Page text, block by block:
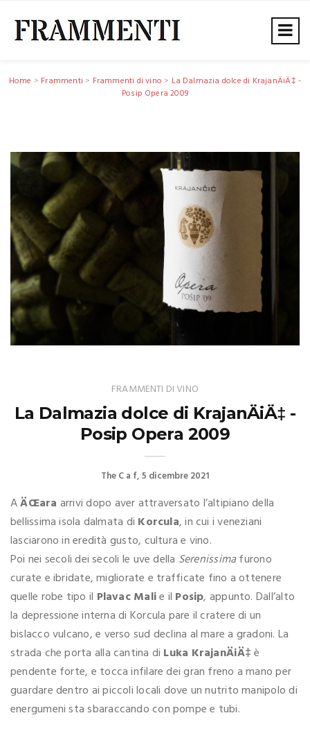
Home > Frammenti > Frammenti di vino > La Dalmazia dolce di KrajanÄiÄ‡ -
Posip Opera 2009
FRAMMENTI DI VINO
La Dalmazia dolce di KrajanÄiÄ‡ -
Posip Opera 2009
The C a f 5 dicembre 2021
AÄŒara arrivi dopo aver attraversato l’altipiano della
bellissima isola dalmata di Korcula, in cui i veneziani
lasciarono in eredità gusto, cultura e vino.
Poi nei secoli dei secoli le uve della Serenissimafurono
curate e ibridate, migliorate e trafficate fino a ottenere
quelle robe tipo il Plavac Malie il Posip, appunto. Dall’alto
la depressione interna di Korcula pare il cratere di un
bislacco vulcano, e verso sud declina al mare a gradoni. La
strada che porta alla cantina di Luka KrajanÄiÄ‡è
pendente forte, e tocca infilare dei gran freno a mano per
guardare dentro ai piccoli locali dove un nutrito manipolo di
energumeni sta sbaraccando con pompe e tubi.